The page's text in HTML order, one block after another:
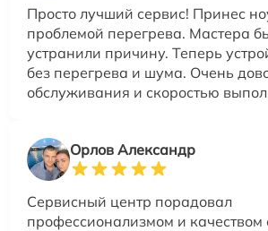
Просто лучший сервис! Принес
проблемой перегрева. Мастера
устранили причину. Теперь
без перегрева и шума. Очень
обслуживания и скоростью
Орлов Александр
Сервисный центр порадовал
профессионализмом и